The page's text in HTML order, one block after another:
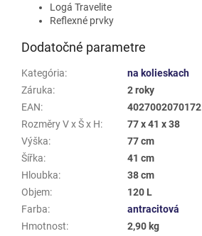
Logá Travelite
Reflexné prvky
Dodatočné parametre
Kategória:
na kolieskach
Záruka:
2 roky
EAN:
4027002070172
Rozměry V x Š x H:
77 x 41 x 38
Výška:
77 cm
Šířka:
41 cm
Hloubka:
38 cm
Objem:
120 L
Farba:
antracitová
Hmotnost:
2,90 kg